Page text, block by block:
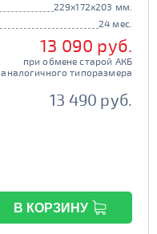
229x172x203 мм.
24 мес.
13 090 руб.
при обмене старой АКБ
аналогичного типоразмера
13 490 руб.
В КОРЗИНУ